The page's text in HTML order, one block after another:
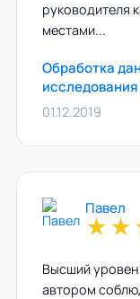
руководителя
местами...
Обработка
исследования
01.12.2019
Павел
★★
Высший
автором